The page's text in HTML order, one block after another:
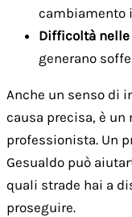
cambiamento
Difficoltà nelle
generano
Anche un senso di
causa precisa, è
professionista. Un
Gesualdo può
quali strade hai a
proseguire.